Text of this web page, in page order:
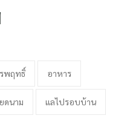
พฤทธิ์ อาหาร
ดนาม แลไปรอบบ้าน